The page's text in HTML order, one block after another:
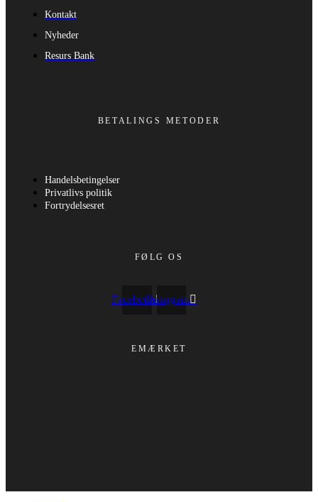
Kontakt
Nyheder
Resurs Bank
BETALINGS METODER
Handelsbetingelser
Privatlivs politik
Fortrydelsesret
FØLG OS
FacebookInstagram
EMÆRKET